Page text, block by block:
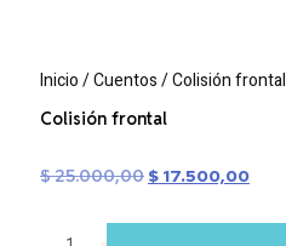
Inicio/Cuentos/ Colisión frontal
Colisión frontal
$25.000,00 $ 17.500,00